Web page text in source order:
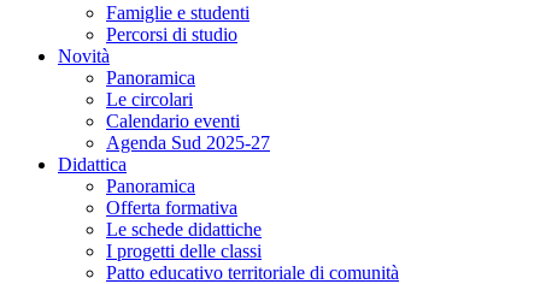
Famiglie e studenti
Percorsi di studio
Novità
Panoramica
Le circolari
Calendario eventi
Agenda Sud 2025-27
Didattica
Panoramica
Offerta formativa
Le schede didattiche
I progetti delle classi
Patto educativo territoriale di comunità